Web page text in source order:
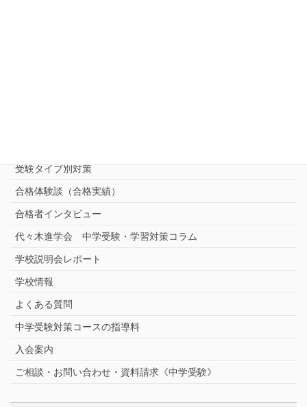
受験タイプ別対策
合格体験談（合格実績）
合格者インタビュー
代々木進学会 中学受験・学習対策コラム
学校説明会レポート
学校情報
よくある質問
中学受験対策コースの指導料
入会案内
ご相談・お問い合わせ・資料請求《中学受験》